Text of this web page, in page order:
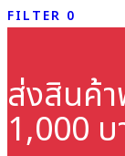
FILTER 0
ส่งสินค้
1,000 บ